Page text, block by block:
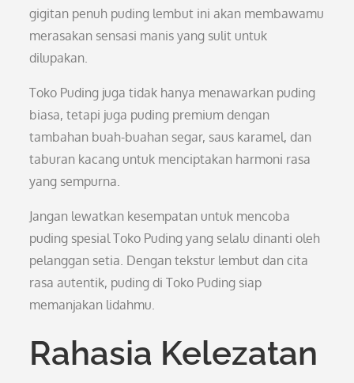
gigitan penuh puding lembut ini akan membawamu
merasakan sensasi manis yang sulit untuk
dilupakan.
Toko Puding juga tidak hanya menawarkan puding
biasa, tetapi juga puding premium dengan
tambahan buah-buahan segar, saus karamel, dan
taburan kacang untuk menciptakan harmoni rasa
yang sempurna.
Jangan lewatkan kesempatan untuk mencoba
puding spesial Toko Puding yang selalu dinanti oleh
pelanggan setia. Dengan tekstur lembut dan cita
rasa autentik, puding di Toko Puding siap
memanjakan lidahmu.
Rahasia Kelezatan